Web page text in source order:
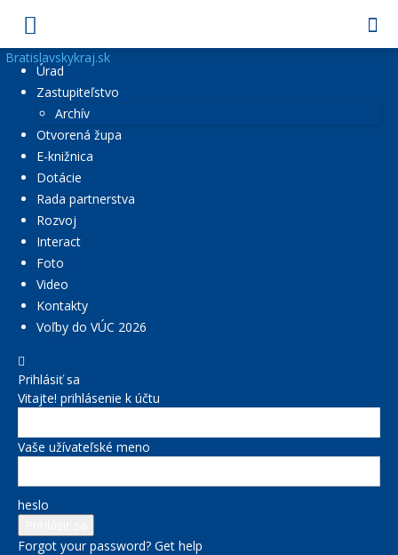
Bratislavskykraj.sk
Úrad
Zastupiteľstvo
Archív
Otvorená župa
E-knižnica
Dotácie
Rada partnerstva
Rozvoj
Interact
Foto
Video
Kontakty
Voľby do VÚC 2026
Prihlásiť sa
Vitajte! prihlásenie k účtu
Vaše užívateľské meno
heslo
Forgot your password? Get help